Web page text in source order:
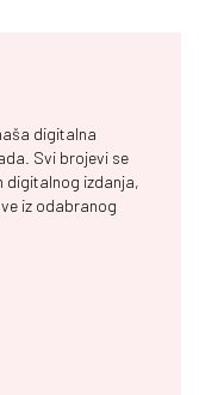
digitalna
Svi brojevi se
digitalnog izdanja,
iz odabranog